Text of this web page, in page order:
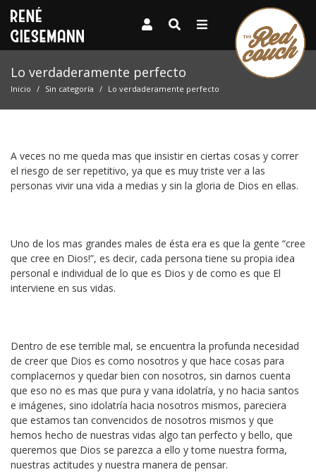
Lo verdaderamente perfecto
Inicio Sin categoría Lo verdaderamente perfecto
A veces no me queda mas que insistir en ciertas cosas y correr
el riesgo de ser repetitivo, ya que es muy triste ver a las
personas vivir una vida a medias y sin la gloria de Dios en ellas.
Uno de los mas grandes males de ésta era es que la gente “cree
que cree en Dios!”, es decir, cada persona tiene su propia idea
personal e individual de lo que es Dios y de como es que El
interviene en sus vidas.
Dentro de ese terrible mal, se encuentra la profunda necesidad
de creer que Dios es como nosotros y que hace cosas para
complacernos y quedar bien con nosotros, sin darnos cuenta
que eso no es mas que pura y vana idolatría, y no hacia santos
e imágenes, sino idolatría hacia nosotros mismos, pareciera
que estamos tan convencidos de nosotros mismos y que
hemos hecho de nuestras vidas algo tan perfecto y bello, que
queremos que Dios se parezca a ello y tome nuestra forma,
nuestras actitudes y nuestra manera de pensar.